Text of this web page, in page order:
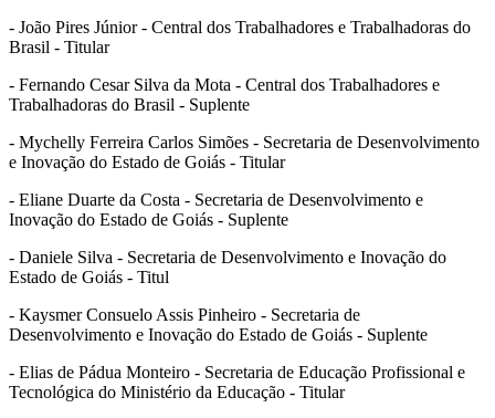
- João Pires Júnior - Central dos Trabalhadores e Trabalhadoras do
Brasil - Titular
- Fernando Cesar Silva da Mota - Central dos Trabalhadores e
Trabalhadoras do Brasil - Suplente
- Mychelly Ferreira Carlos Simões - Secretaria de Desenvolvimento
e Inovação do Estado de Goiás - Titular
- Eliane Duarte da Costa - Secretaria de Desenvolvimento e
Inovação do Estado de Goiás - Suplente
- Daniele Silva - Secretaria de Desenvolvimento e Inovação do
Estado de Goiás - Titul
- Kaysmer Consuelo Assis Pinheiro - Secretaria de
Desenvolvimento e Inovação do Estado de Goiás - Suplente
- Elias de Pádua Monteiro - Secretaria de Educação Profissional e
Tecnológica do Ministério da Educação - Titular